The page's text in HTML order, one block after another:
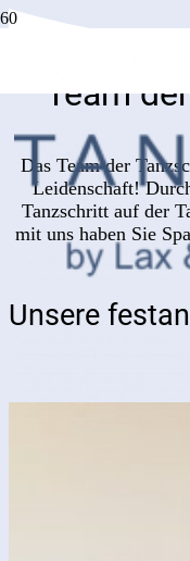
Team
Das Team der
Leidenschaft!
Tanzschritt auf der
mit uns haben Sie
Unsere